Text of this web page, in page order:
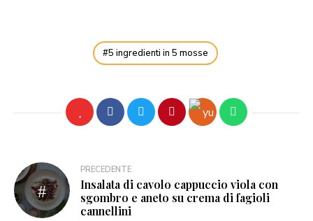
5 ingredienti in 5 mosse
PRECEDENTE
Insalata di cavolo cappuccio viola con
sgombro e aneto su crema di fagioli
cannellini